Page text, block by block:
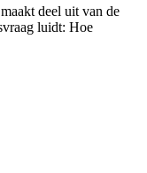
deel uit van de
luidt: Hoe